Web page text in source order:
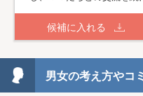
候補に入れる
男女の考え方やコ